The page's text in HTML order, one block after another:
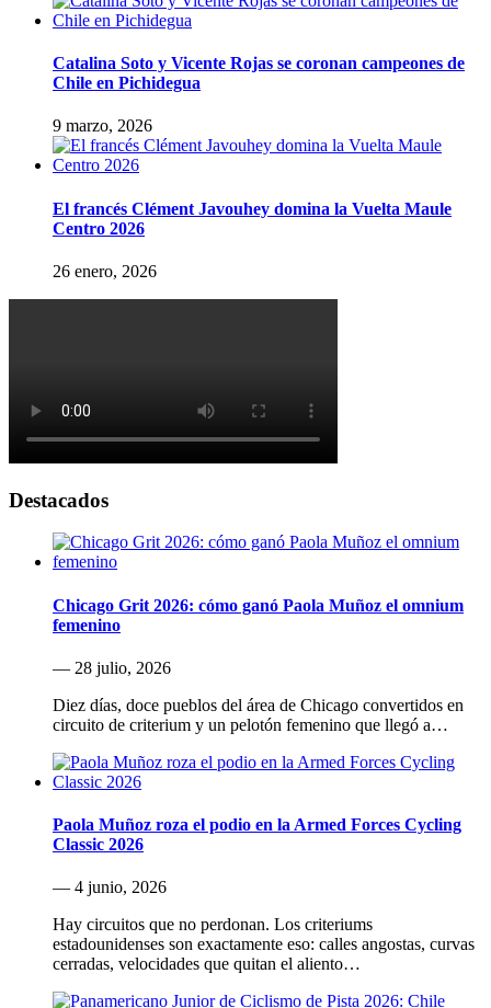
Catalina Soto y Vicente Rojas se coronan campeones de
Chile en Pichidegua
9 marzo, 2026
El francés Clément Javouhey domina la Vuelta Maule
Centro 2026
26 enero, 2026
Destacados
Chicago Grit 2026: cómo ganó Paola Muñoz el omnium
femenino
— 28 julio, 2026
Diez días, doce pueblos del área de Chicago convertidos en
circuito de criterium y un pelotón femenino que llegó a…
Paola Muñoz roza el podio en la Armed Forces Cycling
Classic 2026
— 4 junio, 2026
Hay circuitos que no perdonan. Los criteriums
estadounidenses son exactamente eso: calles angostas, curvas
cerradas, velocidades que quitan el aliento…